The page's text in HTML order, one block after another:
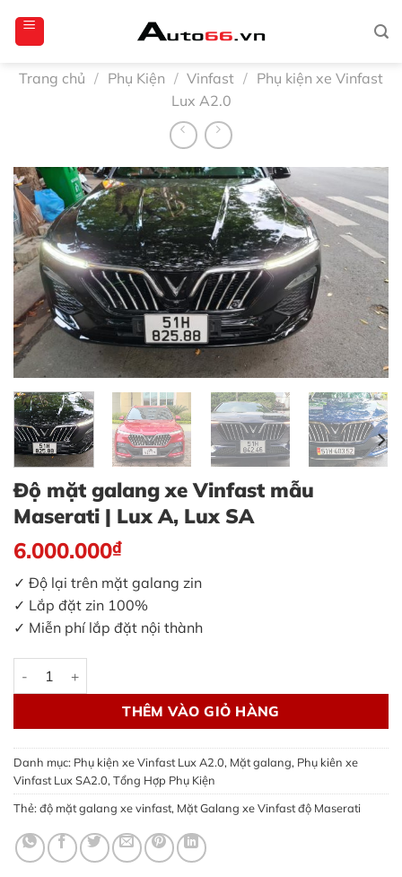
qua
dungTrang chủ / Phụ Kiện / Vinfast / Phụ kiện xe Vinfast
Lux A2.0
Độ mặt galang xe Vinfast mẫu
Maserati | Lux A, Lux SA
6.000.000₫
✓ Độ lại trên mặt galang zin
✓ Lắp đặt zin 100%
✓ Miễn phí lắp đặt nội thành
Độ mặt galang xe Vinfast mẫu Maserati | Lux A, Lux SA số
THÊM VÀO GIỎ HÀNG
Danh mục: Phụ kiện xe Vinfast Lux A2.0, Mặt galang, Phụ kiên xe
Vinfast Lux SA2.0, Tổng Hợp Phụ Kiện
Thẻ: độ mặt galang xe vinfast, Mặt Galang xe Vinfast độ Maserati